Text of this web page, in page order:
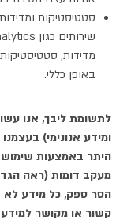
סטטיסטיקות
מדידות,
באופן כללי.
לתשומת ליבך, אנו
ומידע אנונימי)
היתר באמצעות שימוש
הסר ספק, כל מידע לא
קשור או מקושר למידע